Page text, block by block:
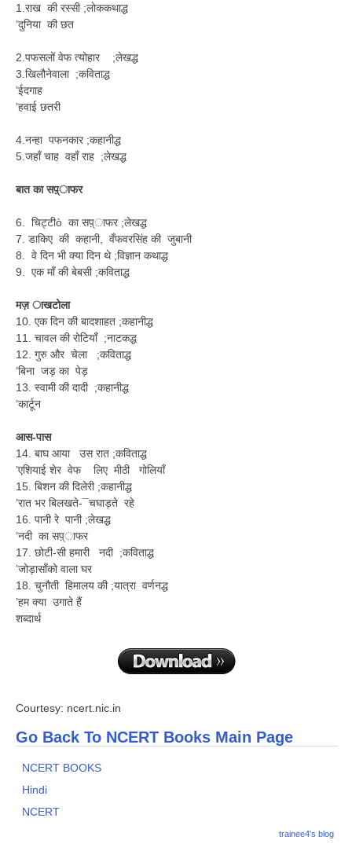
1.राख की रस्सी ;लोककथाद्ध
’दुनिया की छत
2.पफसलों वेफ त्योहार ;लेखद्ध
3.खिलौनेवाला ;कविताद्ध
’ईदगाह
’हवाई छतरी
4.नन्हा पफनकार ;कहानीद्ध
5.जहाँ चाह वहाँ राह ;लेखद्ध
बात का सप़्ाफर
6. चिट्टीò का सप़्ाफर ;लेखद्ध
7. डाकिए की कहानी, वँफवरसिंह की जुबानी
8. वे दिन भी क्या दिन थे ;विज्ञान कथाद्ध
9. एक माँ की बेबसी ;कविताद्ध
मज़ ाखटोला
10. एक दिन की बादशाहत ;कहानीद्ध
11. चावल की रोटियाँ ;नाटकद्ध
12. गुरु और चेला ;कविताद्ध
’बिना जड़ का पेड़
13. स्वामी की दादी ;कहानीद्ध
’कार्टून
आस-पास
14. बाघ आया उस रात ;कविताद्ध
’एशियाई शेर वेफ लिए मीठी गोलियाँ
15. बिशन की दिलेरी ;कहानीद्ध
’रात भर बिलखते-¯चघाड़ते रहे
16. पानी रे पानी ;लेखद्ध
’नदी का सप़्ाफर
17. छोटी-सी हमारी नदी ;कविताद्ध
’जोड़ासाँको वाला घर
18. चुनौती हिमालय की ;यात्रा वर्णनद्ध
’हम क्या उगाते हैं
शब्दार्थ
Courtesy: ncert.nic.in
Go Back To NCERT Books Main Page
NCERT BOOKS
Hindi
NCERT
trainee4's blog